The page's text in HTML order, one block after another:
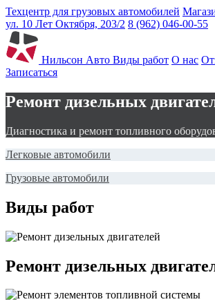
Техцентр для грузовых автомобилей
ул. 10 Лет Октября, 203/2 8 (962) 046-00-55
Нильсон Авто Виды работ О нас
Записаться
Ремонт дизельных
Диагностика и ремонт топливного
Легковые автомобили
Грузовые автомобили
Виды работ
Ремонт дизельных